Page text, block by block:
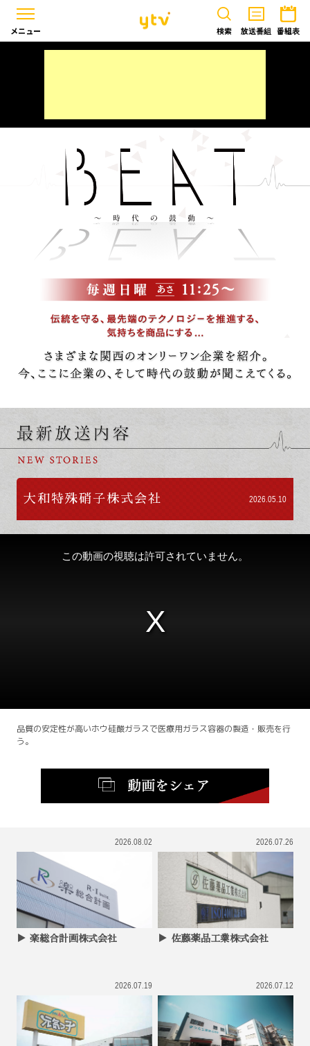
検索 放送番組 番組表
メニュー
大和特殊硝子株式会社 2026.05.10
この動画の視聴は許可されていません。
品質の安定性が高いホウ硅酸ガラスで医療用ガラス容器の製造・販売を行
う。
2026.08.02
楽総合計画株式会社
2026.07.26
佐藤薬品工業株式会社
2026.07.19 2026.07.12